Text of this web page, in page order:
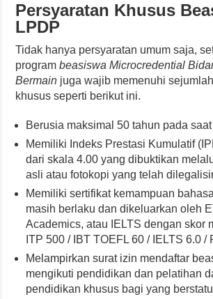
Persyaratan Khusus
LPDP
Tidak hanya persyaratan umum saja,
programbeasiswa Microcredential
Bermain juga wajib memenuhi
khusus seperti berikut ini.
Berusia maksimal 50 tahun pada
Memiliki Indeks Prestasi Kumulatif
dari skala 4.00 yang dibuktikan
asli atau fotokopi yang telah
Memiliki sertifikat kemampuan
masih berlaku dan dikeluarkan oleh
Academics, atau IELTS dengan skor
ITP 500 / IBT TOEFL 60 / IELTS 6.0 /
Melampirkan surat izin mendaftar
mengikuti pendidikan dan pelatihan
pendidikan khusus bagi yang